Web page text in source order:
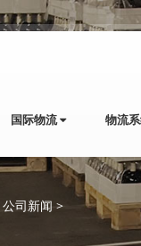
国际物流 物流
公司新闻 >